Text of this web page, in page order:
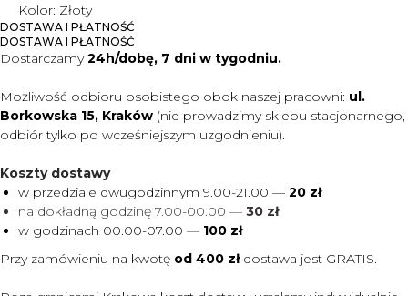
Kolor: Złoty
DOSTAWA I PŁATNOŚĆ
DOSTAWA I PŁATNOŚĆ
Dostarczamy24h/dobę, 7 dni w tygodniu.
Możliwość odbioru osobistego obok naszej pracowni: ul.
Borkowska 15, Kraków (nie prowadzimy sklepu stacjonarnego,
odbiór tylko po wcześniejszym uzgodnieniu).
Koszty dostawy
w przedziale dwugodzinnym 9.00-21.00 — 20 zł
na dokładną godzinę 7.00-00.00 — 30 zł
w godzinach 00.00-07.00 — 100 zł
Przy zamówieniu na kwotę od 400 zł dostawa jest GRATIS.